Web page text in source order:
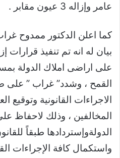
عامر وإزاله 3 عيون مقابر .
كما اعلن الدكتور ممدوح
القمح ، وشدد” غراب ” على
الاجراءات القانونية وتوقيع
المخالفين ، وذلك لاحفاظ
الدولةوإستردادها طبقاً
واستكمال كافة الإجراءات